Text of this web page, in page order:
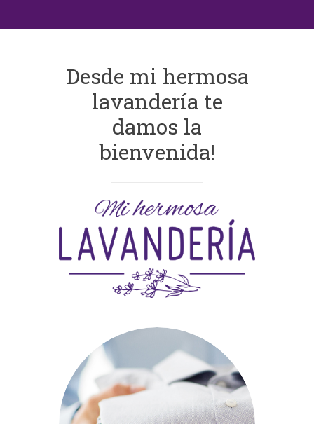
Desde mi hermosa
lavandería te
damos la
bienvenida!